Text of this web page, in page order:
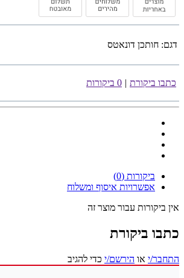
דגם: חותכן דונאטס
כתבו ביקורת | 0 ביקורות
ביקורות (0)
אפשרויות איסוף ומשלוח
אין ביקורות עבור מוצר זה
כתבו ביקורת
התחבר/י או הירשם/י כדי להגיב